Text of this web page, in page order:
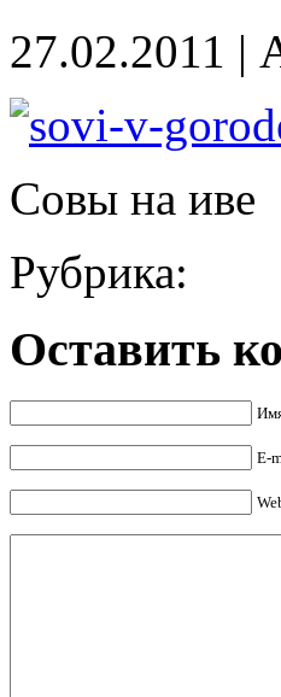
27.02.2011 |
Совы на иве
Рубрика:
Оставить
E-